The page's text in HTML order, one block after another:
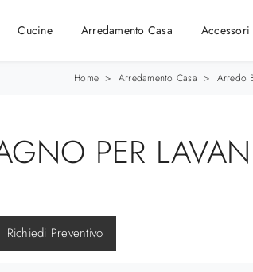
Cucine Arredamento Casa Accessori
Home > Arredamento Casa > Arredo
PER
Richiedi Preventivo